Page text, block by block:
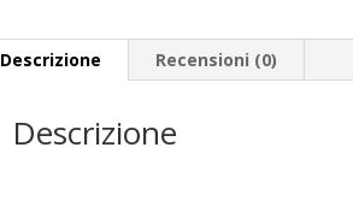
Descrizione Recensioni (0)
Descrizione